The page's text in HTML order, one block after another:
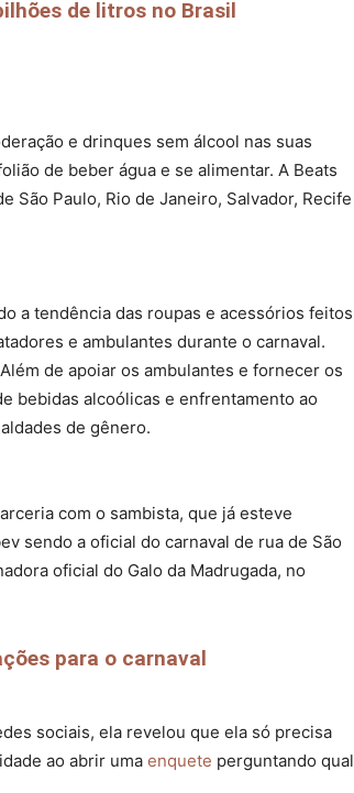
de litros no Brasil
e drinques sem álcool nas suas
de beber água e se alimentar. A Beats
São Paulo, Rio de Janeiro, Salvador, Recife
a tendência das roupas e acessórios feitos
e ambulantes durante o carnaval.
de apoiar os ambulantes e fornecer os
bebidas alcoólicas e enfrentamento ao
de gênero.
com o sambista, que já esteve
sendo a oficial do carnaval de rua de São
oficial do Galo da Madrugada, no
para o carnaval
sociais, ela revelou que ela só precisa
ao abrir uma enquete perguntando qual